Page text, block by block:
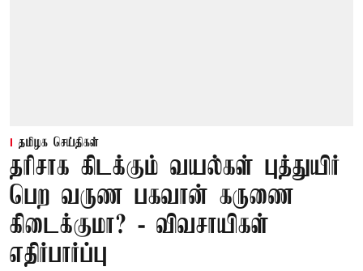
தமிழக செய்திகள்
தரிசாக கிடக்கும் வயல்கள் புத்துயிர்
பெற வருண பகவான் கருணை
கிடைக்குமா? - விவசாயிகள்
எதிர்பார்ப்பு